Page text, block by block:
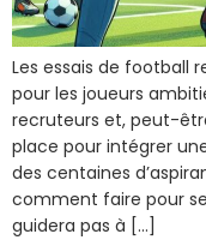
Les essais de football
pour les joueurs
recruteurs et, peut-
place pour intégrer
des centaines
comment faire pour
guidera pas à […]